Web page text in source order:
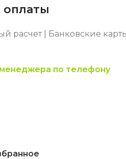
расчет | Банковские
по телефону